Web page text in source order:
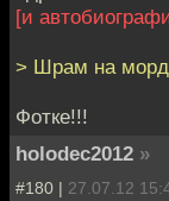
[и
> Шрам на
Фотке!!!
holodec2012 »
#180 | 27.07.12